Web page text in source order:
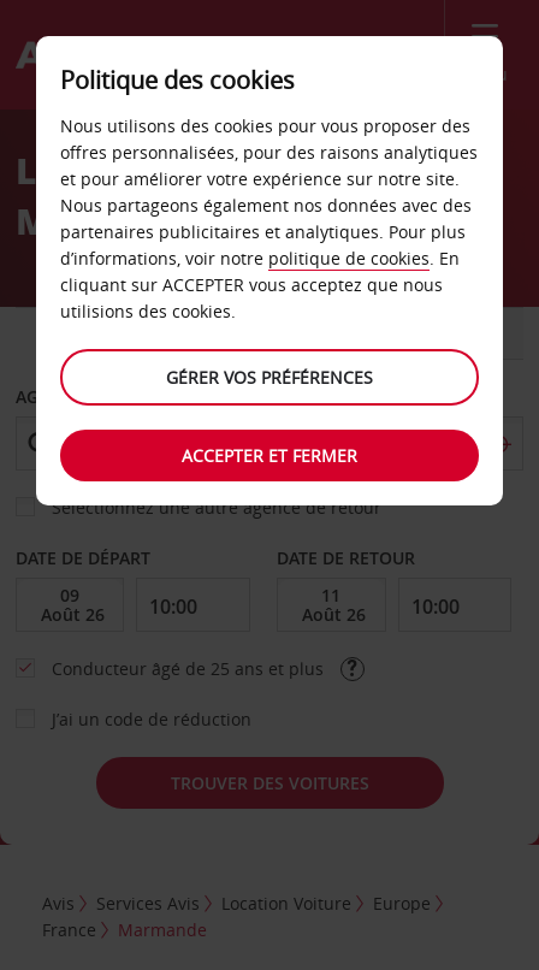
Menu
Welcome
AvisLocation de voiture
Marmande
AGENCE DE DÉPART
Sélectionnez une autre agence de retour
DATE DE DÉPART DATE DE RETOUR
Conducteur âgé de 25 ans et plus
J’ai un code de réduction
TROUVER DES VOITURES
Avis Services Avis Location Voiture
Europe
France
Marmande
Politique des cookies
Nous utilisons des cookies pour vous proposer des
offres personnalisées, pour des raisons analytiques
et pour améliorer votre expérience sur notre site.
Nous partageons également nos données avec des
partenaires publicitaires et analytiques. Pour plus
d’informations, voir notre politique de cookies. En
cliquant sur ACCEPTER vous acceptez que nous
utilisions des cookies.
GÉRER VOS PRÉFÉRENCES
ACCEPTER ET FERMER